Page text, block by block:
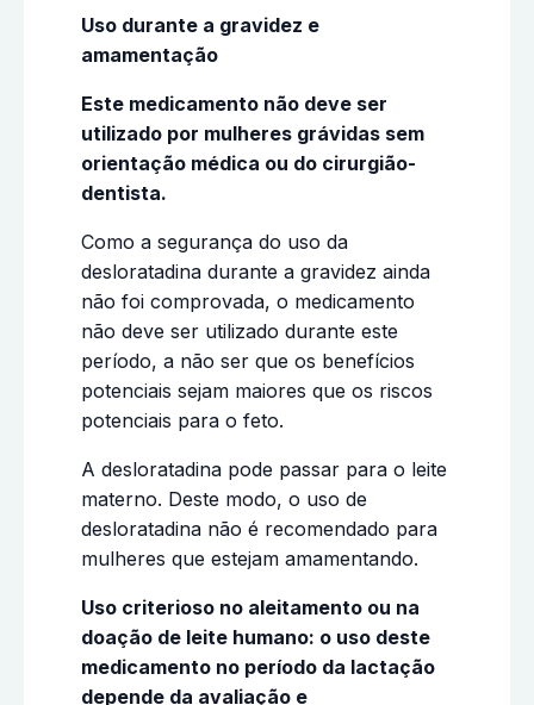
Uso durante a gravidez e
amamentação
Este medicamento não deve ser
utilizado por mulheres grávidas sem
orientação médica ou do cirurgião-
dentista.
Como a segurança do uso da
desloratadina durante a gravidez ainda
não foi comprovada, o medicamento
não deve ser utilizado durante este
período, a não ser que os benefícios
potenciais sejam maiores que os riscos
potenciais para o feto.
A desloratadina pode passar para o leite
materno. Deste modo, o uso de
desloratadina não é recomendado para
mulheres que estejam amamentando.
Uso criterioso no aleitamento ou na
doação de leite humano: o uso deste
medicamento no período da lactação
depende da avaliação e